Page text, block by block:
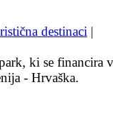
destinaci |
ki se financira
- Hrvaška.